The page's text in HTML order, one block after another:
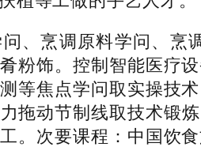
烹调原料学问、烹
粉饰。控制智能医疗
等焦点学问取实操技
拖动节制线取技术锻
。次要课程：中国饮